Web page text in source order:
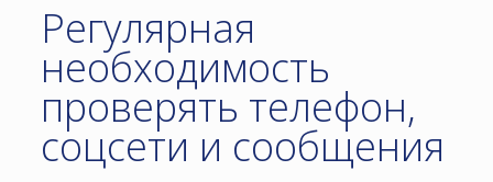
Регулярная
необходимость
проверять телефон,
соцсети и сообщения